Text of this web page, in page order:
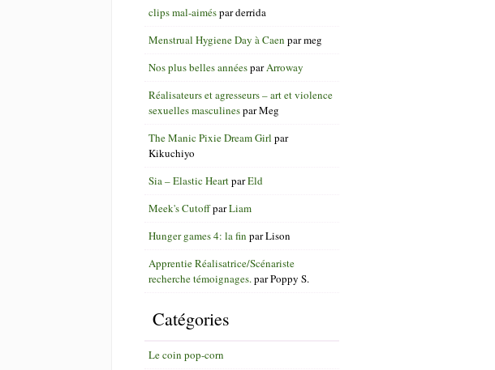
clips mal-aimésparderrida
Menstrual Hygiene Day à Caen parmeg
Nos plus belles annéesparArroway
Réalisateurs et agresseurs – art et violence
sexuelles masculinesparMeg
The Manic Pixie Dream Girl par
Kikuchiyo
Sia – Elastic HeartparEld
Meek's CutoffparLiam
Hunger games 4: la fin parLison
Apprentie Réalisatrice/Scénariste
recherche témoignages. parPoppy S.
Catégories
Le coin pop-corn